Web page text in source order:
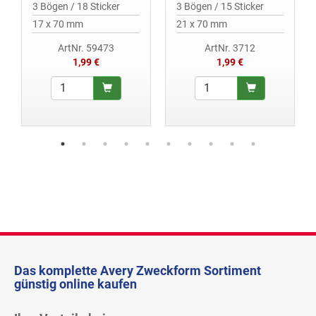
3 Bögen / 18 Sticker
17 x 70 mm
ArtNr. 59473
1,99 €
3 Bögen / 15 Sticker
21 x 70 mm
ArtNr. 3712
1,99 €
Das komplette Avery Zweckform Sortiment
günstig online kaufen